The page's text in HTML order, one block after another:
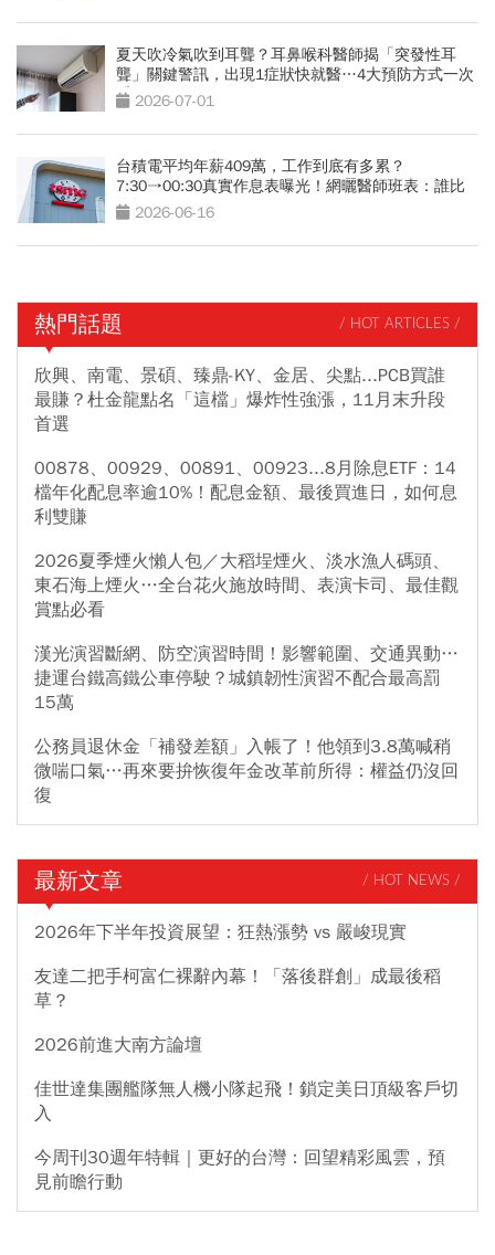
夏天吹冷氣吹到耳聾？耳鼻喉科醫師揭「突發性耳
聾」關鍵警訊，出現1症狀快就醫…4大預防方式一次
看 2026-07-01
台積電平均年薪409萬，工作到底有多累？
7:30→00:30真實作息表曝光！網曬醫師班表：誰比
較操？
2026-06-16
熱門話題 / HOT ARTICLES /
欣興、南電、景碩、臻鼎-KY、金居、尖點...PCB買誰
最賺？杜金龍點名「這檔」爆炸性強漲，11月末升段
首選
00878、00929、00891、00923...8月除息ETF：14
檔年化配息率逾10%！配息金額、最後買進日，如何息
利雙賺
2026夏季煙火懶人包／大稻埕煙火、淡水漁人碼頭、
東石海上煙火…全台花火施放時間、表演卡司、最佳觀
賞點必看
漢光演習斷網、防空演習時間！影響範圍、交通異動…
捷運台鐵高鐵公車停駛？城鎮韌性演習不配合最高罰
15萬
公務員退休金「補發差額」入帳了！他領到3.8萬喊稍
微喘口氣…再來要拚恢復年金改革前所得：權益仍沒回
復
最新文章 / HOT NEWS /
2026年下半年投資展望：狂熱漲勢 vs 嚴峻現實
友達二把手柯富仁裸辭內幕！「落後群創」成最後稻
草？
2026前進大南方論壇
佳世達集團艦隊無人機小隊起飛！鎖定美日頂級客戶切
入
今周刊30週年特輯｜更好的台灣：回望精彩風雲，預
見前瞻行動